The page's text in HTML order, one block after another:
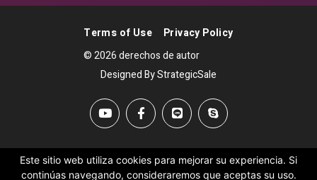
Terms of Use
Privacy Policy
© 2026 derechos de autor
Designed By StrategicSale
Este sitio web utiliza cookies para mejorar su experiencia. Si
continúas navegando, consideraremos que aceptas su uso.